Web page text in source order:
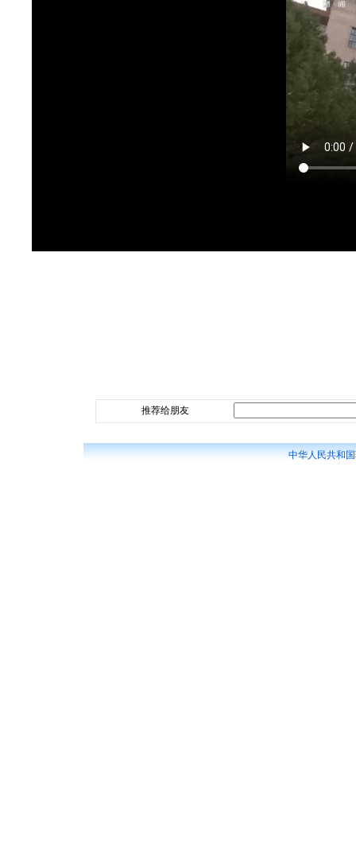
推荐给朋友
中华人民共和